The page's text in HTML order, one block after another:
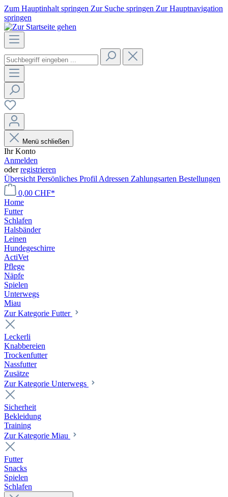
Zum Hauptinhalt springen Zur Suche springen Zur Hauptnavigation
springen
Menü schließen
Ihr Konto
Anmelden
oderregistrieren
Übersicht Persönliches Profil Adressen Zahlungsarten Bestellungen
0,00 CHF*
Home
Futter
Schlafen
Halsbänder
Leinen
Hundegeschirre
ActiVet
Pflege
Näpfe
Spielen
Unterwegs
Miau
Zur Kategorie Futter
Leckerli
Knabbereien
Trockenfutter
Nassfutter
Zusätze
Zur Kategorie Unterwegs
Sicherheit
Bekleidung
Training
Zur Kategorie Miau
Futter
Snacks
Spielen
Schlafen